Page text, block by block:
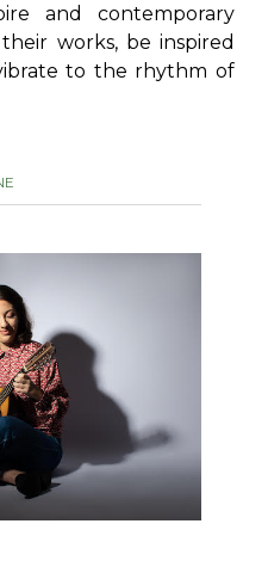
5 Guitars and More
Guitar Ensemble
Guitar Orchestra
with Guitar
and contemporary
works, be inspired
to the rhythm of